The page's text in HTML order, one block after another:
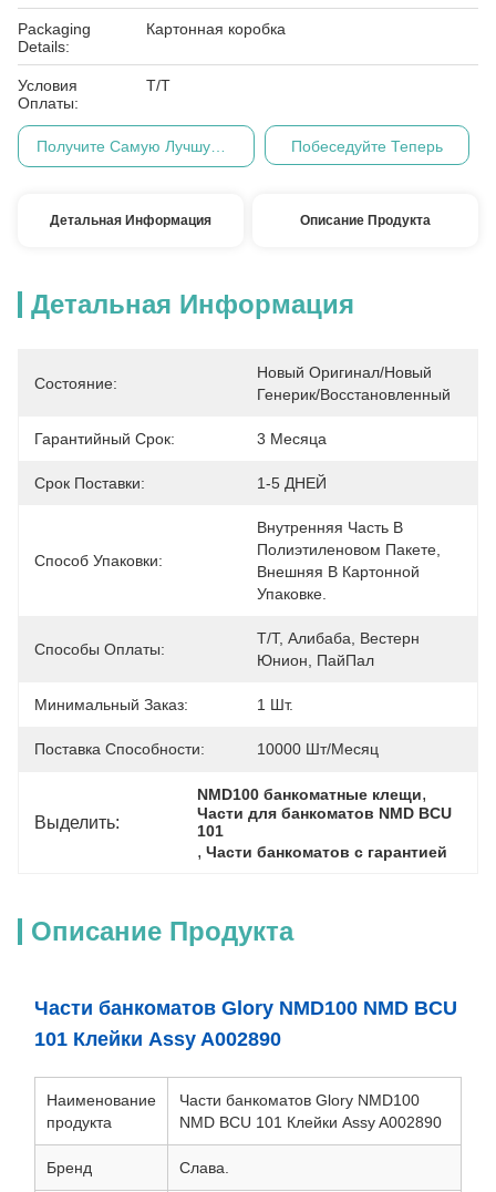
Packaging
Details:
Картонная коробка
Условия
Оплаты:
Т/Т
Побеседуйте Теперь
Детальная Информация Описание Продукта
Детальная Информация
Состояние:
Новый Оригинал/Новый
Генерик/восстановленный
Гарантийный Срок: 3 Месяца
Срок Поставки: 1-5 ДНЕЙ
Способ Упаковки:
Внутренняя Часть В
Полиэтиленовом Пакете,
Внешняя В Картонной
Упаковке.
Способы Оплаты:
Т/Т, Алибаба, Вестерн
Юнион, ПайПал
Минимальный Заказ: 1 Шт.
Поставка Способности: 10000 Шт/месяц
Выделить:
NMD100 банкоматные клещи,
Части для банкоматов NMD BCU
101
, Части банкоматов с гарантией
Описание Продукта
Части банкоматов Glory NMD100 NMD BCU
101 Клейки Assy A002890
Наименование
продукта
Части банкоматов Glory NMD100
NMD BCU 101 Клейки Assy A002890
Бренд Слава.